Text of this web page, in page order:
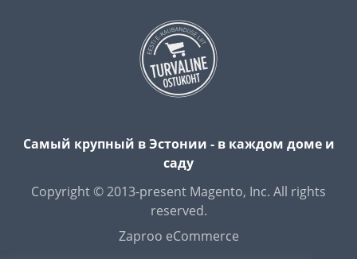
Самый крупный в Эстонии - в каждом доме и
саду
Copyright © 2013-present Magento, Inc. All rights
reserved.
Zaproo eCommerce